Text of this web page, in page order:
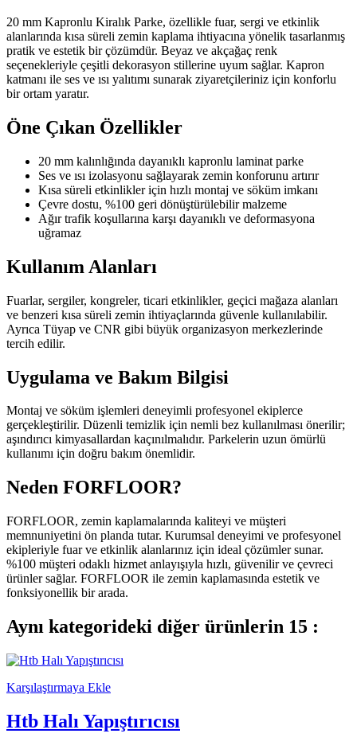
20 mm Kapronlu Kiralık Parke, özellikle fuar, sergi ve etkinlik
alanlarında kısa süreli zemin kaplama ihtiyacına yönelik tasarlanmış
pratik ve estetik bir çözümdür. Beyaz ve akçağaç renk
seçenekleriyle çeşitli dekorasyon stillerine uyum sağlar. Kapron
katmanı ile ses ve ısı yalıtımı sunarak ziyaretçileriniz için konforlu
bir ortam yaratır.
Öne Çıkan Özellikler
20 mm kalınlığında dayanıklı kapronlu laminat parke
Ses ve ısı izolasyonu sağlayarak zemin konforunu artırır
Kısa süreli etkinlikler için hızlı montaj ve söküm imkanı
Çevre dostu, %100 geri dönüştürülebilir malzeme
Ağır trafik koşullarına karşı dayanıklı ve deformasyona
uğramaz
Kullanım Alanları
Fuarlar, sergiler, kongreler, ticari etkinlikler, geçici mağaza alanları
ve benzeri kısa süreli zemin ihtiyaçlarında güvenle kullanılabilir.
Ayrıca Tüyap ve CNR gibi büyük organizasyon merkezlerinde
tercih edilir.
Uygulama ve Bakım Bilgisi
Montaj ve söküm işlemleri deneyimli profesyonel ekiplerce
gerçekleştirilir. Düzenli temizlik için nemli bez kullanılması önerilir;
aşındırıcı kimyasallardan kaçınılmalıdır. Parkelerin uzun ömürlü
kullanımı için doğru bakım önemlidir.
Neden FORFLOOR?
FORFLOOR, zemin kaplamalarında kaliteyi ve müşteri
memnuniyetini ön planda tutar. Kurumsal deneyimi ve profesyonel
ekipleriyle fuar ve etkinlik alanlarınız için ideal çözümler sunar.
%100 müşteri odaklı hizmet anlayışıyla hızlı, güvenilir ve çevreci
ürünler sağlar. FORFLOOR ile zemin kaplamasında estetik ve
fonksiyonellik bir arada.
Aynı kategorideki diğer ürünlerin 15 :
Karşılaştırmaya Ekle
Htb Halı Yapıştırıcısı